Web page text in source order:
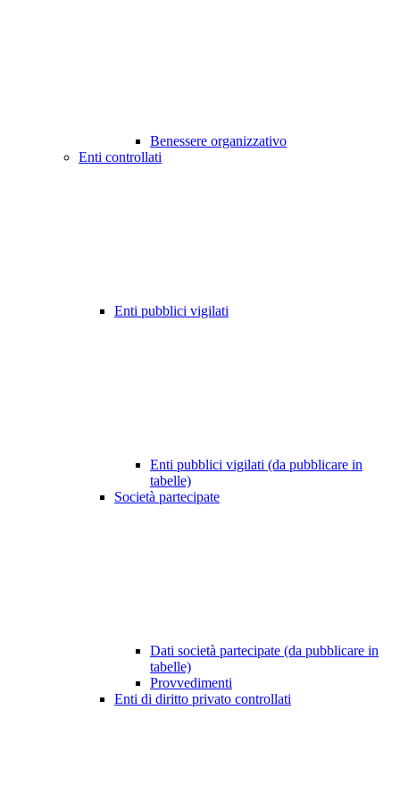
Benessere organizzativo
Enti controllati
Enti pubblici vigilati
Enti pubblici vigilati (da pubblicare in
tabelle)
Società partecipate
Dati società partecipate (da pubblicare in
tabelle)
Provvedimenti
Enti di diritto privato controllati